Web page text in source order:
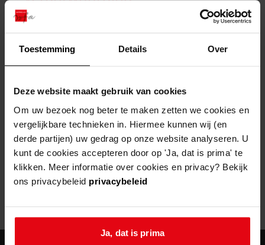
Toestemming Details Over
Deze website maakt gebruik van cookies
Om uw bezoek nog beter te maken zetten we cookies en
vergelijkbare technieken in. Hiermee kunnen wij (en
derde partijen) uw gedrag op onze website analyseren. U
kunt de cookies accepteren door op 'Ja, dat is prima' te
klikken. Meer informatie over cookies en privacy? Bekijk
ons privacybeleid privacybeleid
Ja, dat is prima
bouwvergunningen
omgevingsvergunningen
vergunningen
uitleg nodig?
Wij helpen u op weg met een aantal zoektips.
bekijk alle zoektips
Wij helpen u op weg met een aantal zoektips.
bekijk alle zoektips
bekijk ons geschiedenislokaal
advisering en toezicht
beleidsplan
gemeenschappelijke regeling
publiek jaarverslag
steun het archief
U kunt ook Vriend worden en het Westfries
Archief steunen.
meer weten
zoektips
Door een fout tijdens het verwerken van deze pagina is het niet
404- Not Found
Mogelijk kunt u deze pagina niet bezoeken door:
een verouderde bladwijzer/favoriet